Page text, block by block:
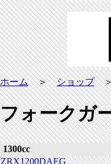
ホーム＞ショップ
フォークガ
1300cc
ZRX1200DAEG